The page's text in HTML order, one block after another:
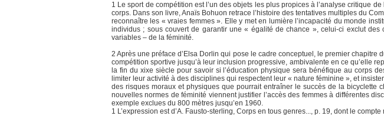
1 Le sport de compétition est l’un des objets les plus propices à l’analyse critique
corps. Dans son livre, Anaïs Bohuon retrace l’histoire des tentatives multiples du
reconnaître les « vraies femmes ». Elle y met en lumière l’incapacité du monde
individus ; sous couvert de garantir une « égalité de chance », celui-ci exclut
variables – de la féminité.
2 Après une préface d’Elsa Dorlin qui pose le cadre conceptuel, le premier
compétition sportive jusqu’à leur inclusion progressive, ambivalente en ce qu’elle
la fin du xixe siècle pour savoir si l’éducation physique sera bénéfique au corps
limiter leur activité à des disciplines qui respectent leur « nature féminine », et
des risques moraux et physiques que pourrait entraîner le succès de la bicyclette
nouvelles normes de féminité viennent justifier l’accès des femmes à différentes
exemple exclues du 800 mètres jusqu’en 1960.
1 L’expression est d’A. Fausto-sterling, Corps en tous genres..., p. 19, dont le